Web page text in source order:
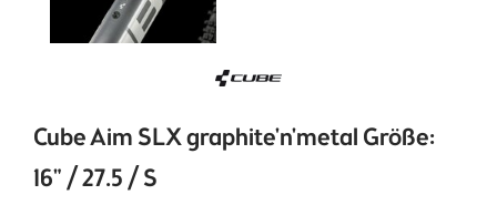
Cube Aim SLX graphite'n'metal Größe:
16" / 27.5 / S